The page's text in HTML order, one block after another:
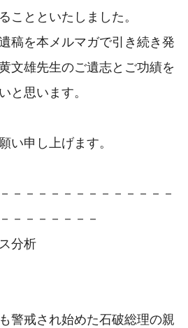
ことといたしました。
稿を本メルマガで引き続き発
文雄先生のご遺志とご功績を
と思います。
い申し上げます。
－－－－－－－－－－－－－
－－－－－－－
分析
戒され始めた石破総理の親